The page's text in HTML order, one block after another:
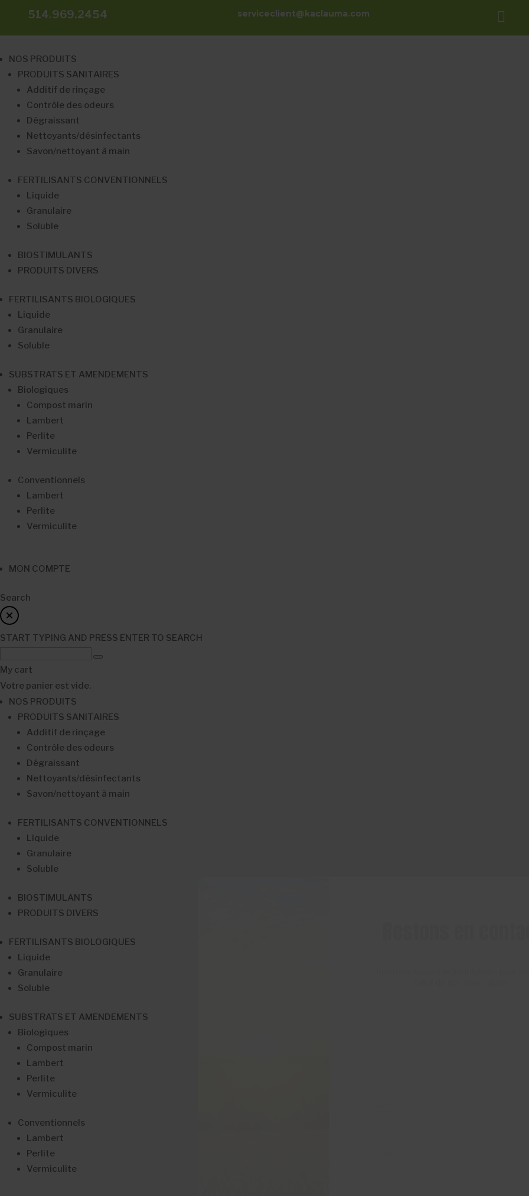
514.969.2454 serviceclient@kaclauma.com 
NOS PRODUITS
PRODUITS SANITAIRES
Additif de rinçage
Contrôle des odeurs
Dégraissant
Nettoyants/désinfectants
Savon/nettoyant à main
FERTILISANTS CONVENTIONNELS
Liquide
Granulaire
Soluble
BIOSTIMULANTS
PRODUITS DIVERS
FERTILISANTS BIOLOGIQUES
Liquide
Granulaire
Soluble
SUBSTRATS ET AMENDEMENTS
Biologiques
Compost marin
Lambert
Perlite
Vermiculite
Conventionnels
Lambert
Perlite
Vermiculite
MON COMPTE
Search
START TYPING AND PRESS ENTER TO SEARCH
My cart
Votre panier est vide.
NOS PRODUITS
PRODUITS SANITAIRES
Additif de rinçage
Contrôle des odeurs
Dégraissant
Nettoyants/désinfectants
Savon/nettoyant à main
FERTILISANTS CONVENTIONNELS
Liquide
Granulaire
Soluble
BIOSTIMULANTS
PRODUITS DIVERS
FERTILISANTS BIOLOGIQUES
Liquide
Granulaire
Soluble
SUBSTRATS ET AMENDEMENTS
Biologiques
Compost marin
Lambert
Perlite
Vermiculite
Conventionnels
Lambert
Perlite
Vermiculite